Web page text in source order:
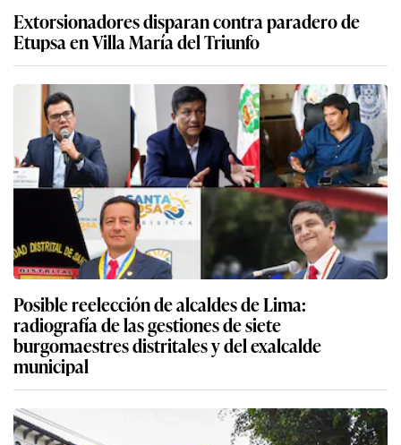
Extorsionadores disparan contra paradero de
Etupsa en Villa María del Triunfo
Posible reelección de alcaldes de Lima:
radiografía de las gestiones de siete
burgomaestres distritales y del exalcalde
municipal